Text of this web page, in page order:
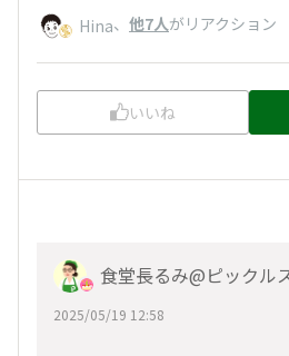
Hina、 他7人がリアクション
いいね
食堂長るみ@ピックル
2025/05/19 12:58